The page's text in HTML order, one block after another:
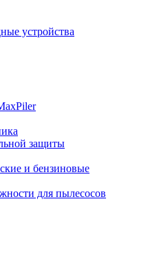
устройства
защиты
и бензиновые
для пылесосов